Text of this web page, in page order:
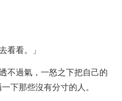
看看。」
下那些沒有分寸的人。